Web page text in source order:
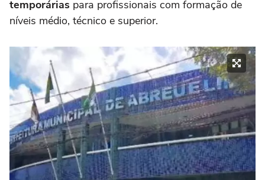
temporárias para profissionais com formação de
níveis médio, técnico e superior.